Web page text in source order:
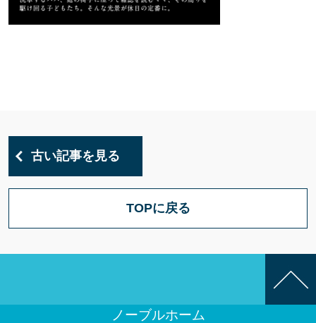
古い記事を見る
TOPに戻る
ノーブルホーム